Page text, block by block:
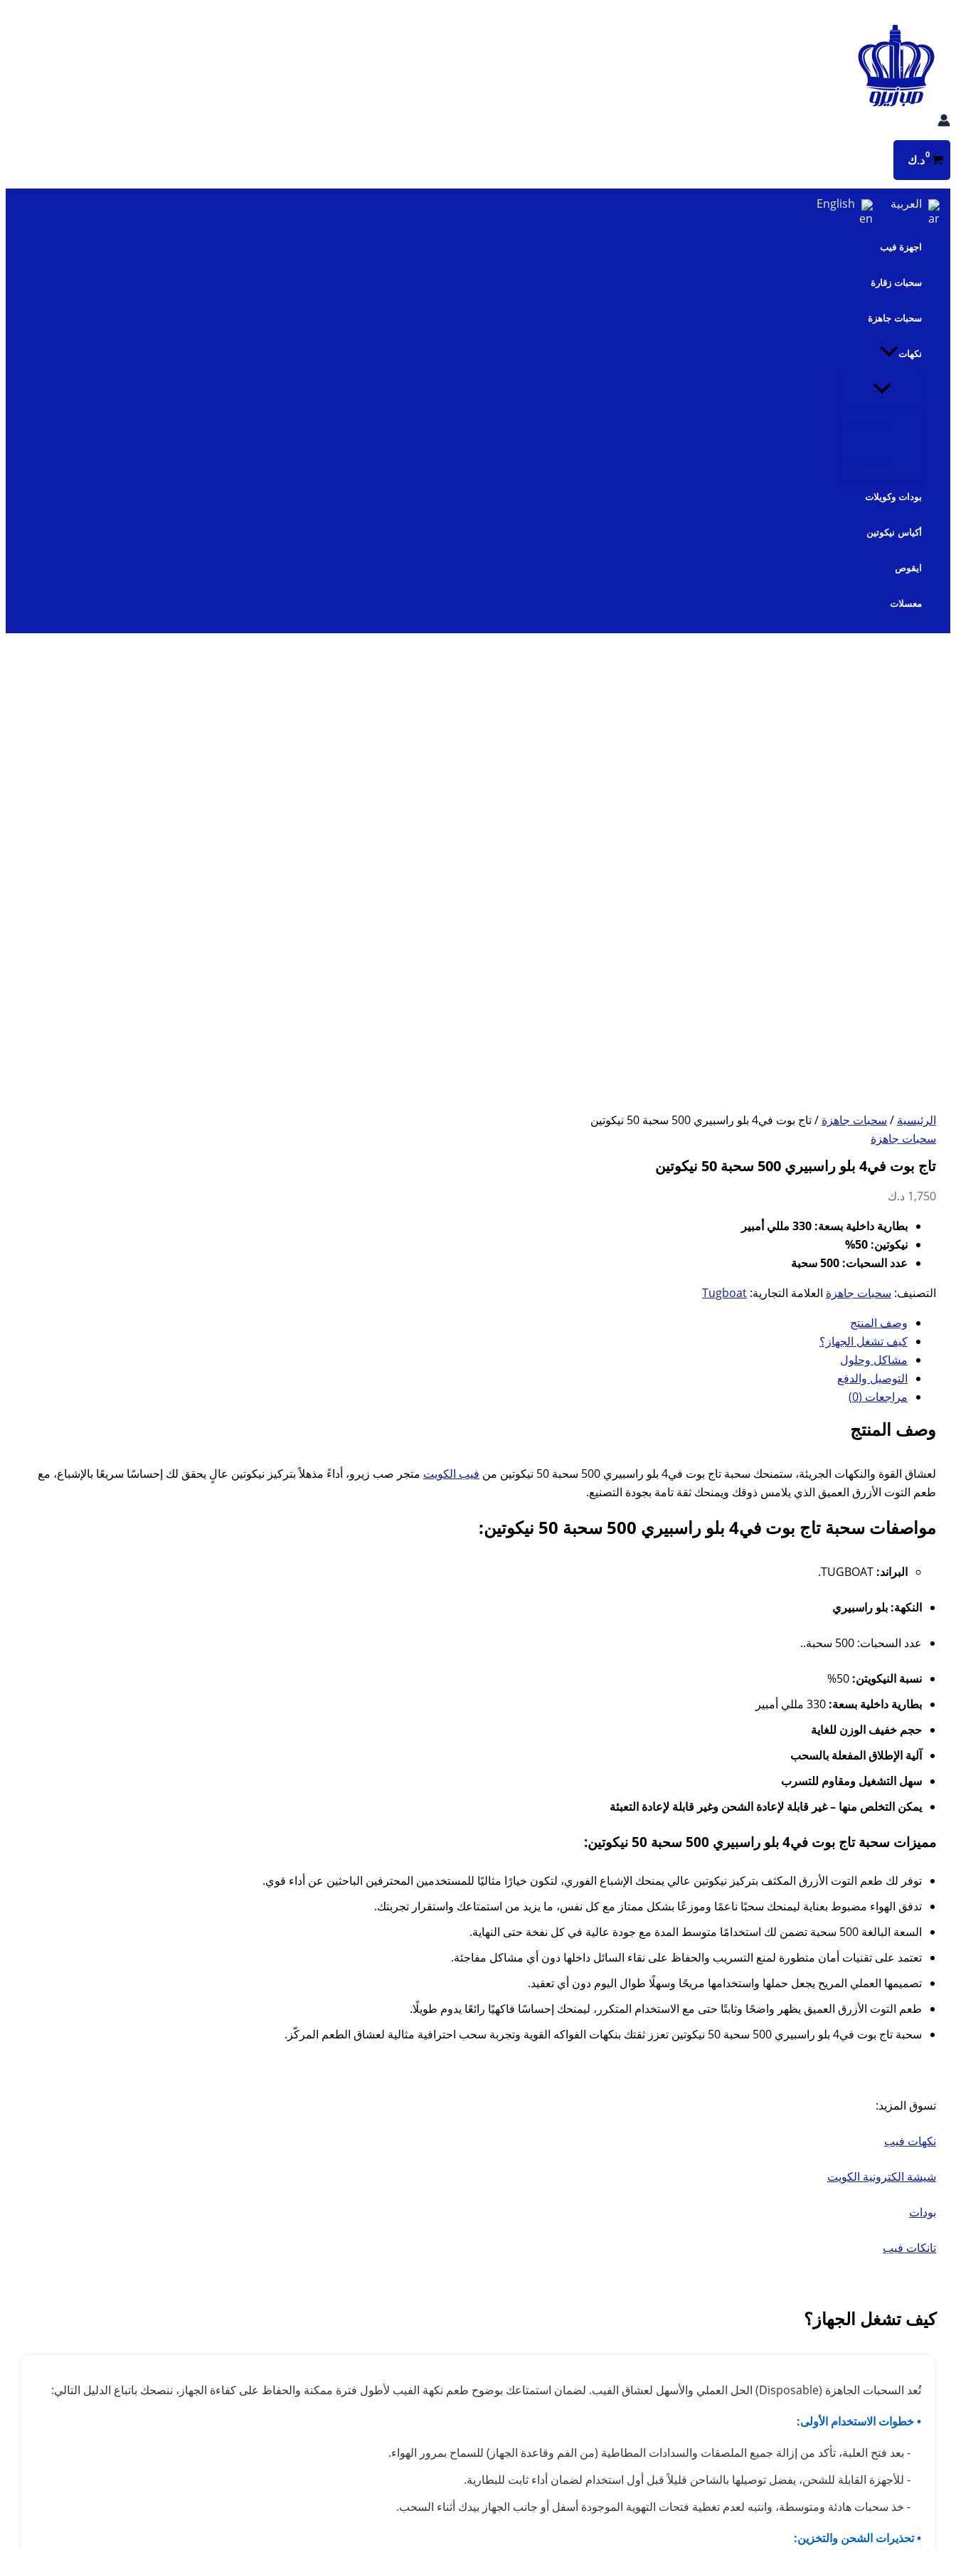
المحتوى
د.ك
العربية English
اجهزة فيب
سحبات زقارة
سحبات جاهزة
نكهات
بودات وكويلات
أكياس نيكوتين
ايقوص
معسلات
الرئيسية / سحبات جاهزة / تاج بوت في4 بلو راسبيري 500 سحبة 50 نيكوتين
سحبات جاهزة
تاج بوت في4 بلو راسبيري 500 سحبة 50 نيكوتين
1,750 د.ك
بطارية داخلية بسعة: 330 مللي أمبير
نيكوتين: 50%
عدد السحبات: 500 سحبة
التصنيف: سحبات جاهزة العلامة التجارية: Tugboat
وصف المنتج
كيف تشغل الجهاز؟
مشاكل وحلول
التوصيل والدفع
مراجعات (0)
وصف المنتج
لعشاق القوة والنكهات الجريئة، ستمنحك سحبة تاج بوت في4 بلو راسبيري 500 سحبة 50 نيكوتين من فيب الكويت متجر صب زيرو، أداءً مذهلاً بتركيز نيكوتين عالٍ يحقق لك إحساسًا سريعًا بالإشباع، مع
طعم التوت الأزرق العميق الذي يلامس ذوقك ويمنحك ثقة تامة بجودة التصنيع.
مواصفات سحبة تاج بوت في4 بلو راسبيري 500 سحبة 50 نيكوتين:
البراند: TUGBOAT.
النكهة: بلو راسبيري
عدد السحبات: 500 سحبة..
نسبة النيكويتن: 50%
بطارية داخلية بسعة:
حجم خفيف الوزن للغاية
آلية الإطلاق المفعلة بالسحب
سهل التشغيل ومقاوم للتسرب
يمكن التخلص منها – غير قابلة لإعادة الشحن وغير قابلة لإعادة التعبئة
مميزات سحبة تاج بوت في4 بلو راسبيري 500 سحبة 50 نيكوتين:
توفر لك طعم التوت الأزرق المكثف بتركيز نيكوتين عالي يمنحك الإشباع الفوري، لتكون خيارًا مثاليًا للمستخدمين المحترفين الباحثين عن أداء قوي.
تدفق الهواء مضبوط بعناية ليمنحك سحبًا ناعمًا وموزعًا بشكل ممتاز مع كل نفس، ما يزيد من استمتاعك واستقرار تجربتك.
السعة البالغة 500 سحبة تضمن لك استخدامًا متوسط المدة مع جودة عالية في كل نفخة حتى النهاية.
تعتمد على تقنيات أمان متطورة لمنع التسريب والحفاظ على نقاء السائل داخلها دون أي مشاكل مفاجئة.
تصميمها العملي المريح يجعل حملها واستخدامها مريحًا وسهلًا طوال اليوم دون أي تعقيد.
طعم التوت الأزرق العميق يظهر واضحًا وثابتًا حتى مع الاستخدام المتكرر، ليمنحك إحساسًا فاكهيًا رائعًا يدوم طويلًا.
سحبة تاج بوت في4 بلو راسبيري 500 سحبة 50 نيكوتين تعزز ثقتك بنكهات الفواكه القوية وتجربة سحب احترافية مثالية لعشاق الطعم المركّز.
تسوق المزيد:
نكهات فيب
شيشة الكترونية الكويت
بودات
تانكات فيب
كيف تشغل الجهاز؟
تُعد السحبات الجاهزة (Disposable) الحل العملي والأسهل لعشاق الفيب. لضمان استمتاعك بوضوح طعم نكهة الفيب لأطول فترة ممكنة والحفاظ على كفاءة الجهاز، ننصحك باتباع الدليل التالي:
• خطوات الاستخدام الأولى:
- بعد فتح العلبة، تأكد من إزالة جميع الملصقات والسدادات المطاطية (من الفم وقاعدة الجهاز) للسماح بمرور الهواء.
- للأجهزة القابلة للشحن، يفضل توصيلها بالشاحن قليلاً قبل أول استخدام لضمان أداء ثابت للبطارية.
- خذ سحبات هادئة ومتوسطة، وانتبه لعدم تغطية فتحات التهوية الموجودة أسفل أو جانب الجهاز بيدك أثناء السحب.
• تحذيرات الشحن والتخزين: